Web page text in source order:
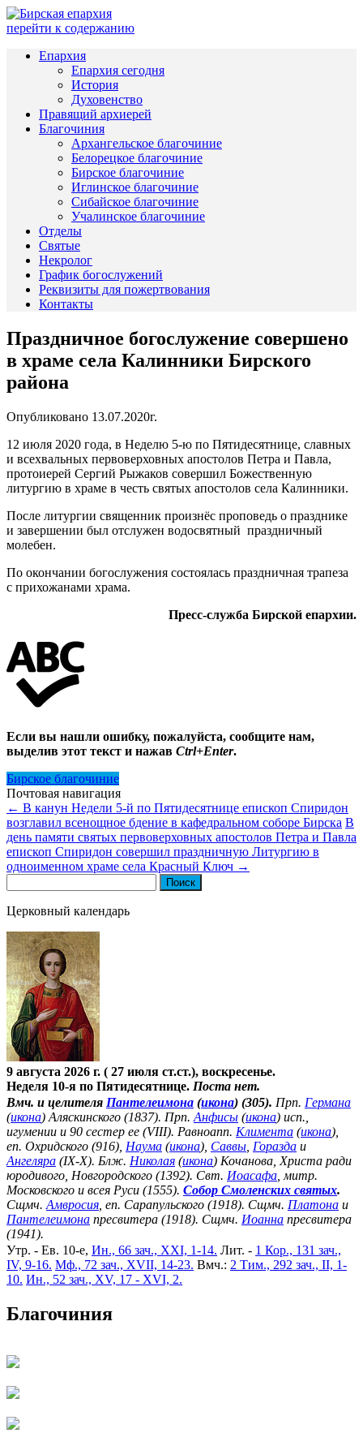
перейти к содержанию
Епархия
Епархия сегодня
История
Духовенство
Правящий архиерей
Благочиния
Архангельское благочиние
Белорецкое благочиние
Бирское благочиние
Иглинское благочиние
Сибайское благочиние
Учалинское благочиние
Отделы
Святые
Некролог
График богослужений
Реквизиты для пожертвования
Контакты
Праздничное богослужение совершено
в храме села Калинники Бирского
района
Опубликовано 13.07.2020г.
12 июля 2020 года, в Неделю 5-ю по Пятидесятнице, славных
и всехвальных первоверховных апостолов Петра и Павла,
протоиерей Сергий Рыжаков совершил Божественную
литургию в храме в честь святых апостолов села Калинники.
После литургии священник произнёс проповедь о празднике
и завершении был отслужен водосвятный праздничный
молебен.
По окончании богослужения состоялась праздничная трапеза
с прихожанами храма.
Пресс-служба Бирской епархии.
Если вы нашли ошибку, пожалуйста, сообщите нам,
выделив этот текст и нажав Ctrl+Enter.
Бирское благочиние
Почтовая навигация
← В канун Недели 5-й по Пятидесятнице епископ Спиридон
возглавил всенощное бдение в кафедральном соборе Бирска В
день памяти святых первоверховных апостолов Петра и Павла
епископ Спиридон совершил праздничную Литургию в
одноименном храме села Красный Ключ →
Церковный календарь
9 августа 2026 г. ( 27 июля ст.ст.), воскресенье.
Неделя 10-я по Пятидесятнице. Поста нет.
Вмч. и целителя Пантелеимона (икона) (305). Прп. Германа
(икона) Аляскинского (1837). Прп. Анфисы (икона) исп.,
игумении и 90 сестер ее (VIII). Равноапп. Климента (икона),
еп. Охридского (916), Наума (икона), Саввы Горазда и
Ангеляра (IX-X). Блж. Николая (икона) Кочанова, Христа ради
юродивого, Новгородского (1392). Свт. Иоасафа , митр.
Московского и всея Руси (1555). Собор Смоленских святых.
Сщмч. Амвросия , еп. Сарапульского (1918). Сщмч. Платона и
Пантелеимона пресвитера (1918). Сщмч. Иоанна пресвитера
(1941).
Утр. - Ев. 10-е, Ин., 66 зач., XXI, 1-14. Лит. - 1 Кор., 131 зач.,
IV, 9-16. Мф., 72 зач., XVII, 14-23. Вмч.: 2 Тим., 292 зач., II, 1-
10. Ин., 52 зач., XV, 17 - XVI, 2.
Благочиния